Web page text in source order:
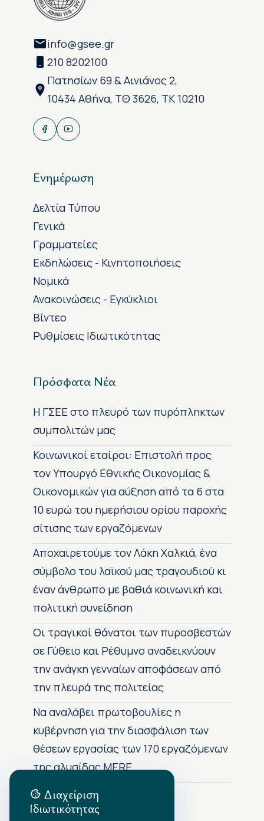
info@gsee.gr
210 8202100
Πατησίων 69 & Αινιάνος 2,
10434 Αθήνα, ΤΘ 3626, ΤΚ 10210
Ενημέρωση
Δελτία Τύπου
Γενικά
Γραμματείες
Εκδηλώσεις - Κινητοποιήσεις
Νομικά
Ανακοινώσεις - Εγκύκλιοι
Βίντεο
Ρυθμίσεις Ιδιωτικότητας
Πρόσφατα Νέα
H ΓΣΕΕ στο πλευρό των πυρόπληκτων
συμπολιτών μας
Κοινωνικοί εταίροι: Επιστολή προς
τον Υπουργό Εθνικής Οικονομίας &
Οικονομικών για αύξηση από τα 6 στα
10 ευρώ του ημερήσιου ορίου παροχής
σίτισης των εργαζόμενων
Αποχαιρετούμε τον Λάκη Χαλκιά, ένα
σύμβολο του λαϊκού μας τραγουδιού κι
έναν άνθρωπο με βαθιά κοινωνική και
πολιτική συνείδηση
Οι τραγικοί θάνατοι των πυροσβεστών
σε Γύθειο και Ρέθυμνο αναδεικνύουν
την ανάγκη γενναίων αποφάσεων από
την πλευρά της πολιτείας
Να αναλάβει πρωτοβουλίες η
κυβέρνηση για την διασφάλιση των
θέσεων εργασίας των 170 εργαζόμενων
της αλυσίδας MERE
Διαχείριση
Ιδιωτικότητας